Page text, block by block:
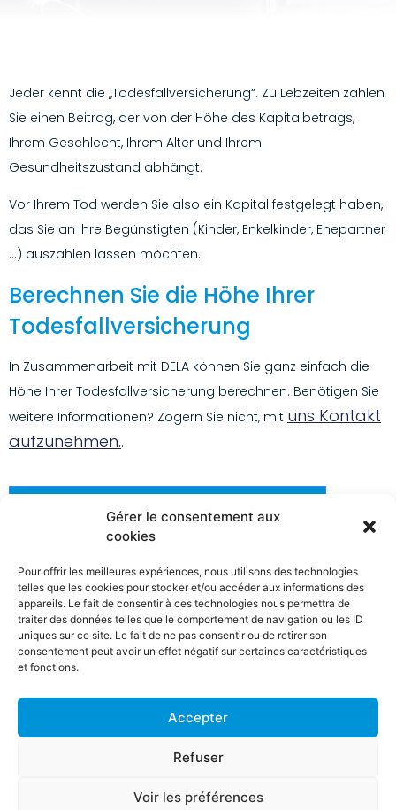
Gérer le consentement aux
cookies
Pour offrir les meilleures expériences, nous utilisons des technologies
telles que les cookies pour stocker et/ou accéder aux informations des
appareils. Le fait de consentir à ces technologies nous permettra de
traiter des données telles que le comportement de navigation ou les ID
uniques sur ce site. Le fait de ne pas consentir ou de retirer son
consentement peut avoir un effet négatif sur certaines caractéristiques
et fonctions.
Accepter
Refuser
Voir les préférences
Jeder kennt die „Todesfallversicherung“. Zu Lebzeiten zahlen
Sie einen Beitrag, der von der Höhe des Kapitalbetrags,
Ihrem Geschlecht, Ihrem Alter und Ihrem
Gesundheitszustand abhängt.
Vor Ihrem Tod werden Sie also ein Kapital festgelegt haben,
das Sie an Ihre Begünstigten (Kinder, Enkelkinder, Ehepartner
…) auszahlen lassen möchten.
Berechnen Sie die Höhe Ihrer
Todesfallversicherung
In Zusammenarbeit mit DELA können Sie ganz einfach die
Höhe Ihrer Todesfallversicherung berechnen. Benötigen Sie
weitere Informationen? Zögern Sie nicht, mit uns Kontakt
aufzunehmen..
Copyright 2023 - 2026 Hubert-Errens